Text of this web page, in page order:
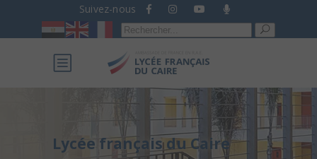
Suivez-nous
Recherche
pour :
Lycée français du Caire